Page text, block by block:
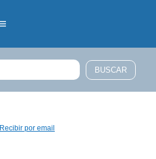
Recibir por email